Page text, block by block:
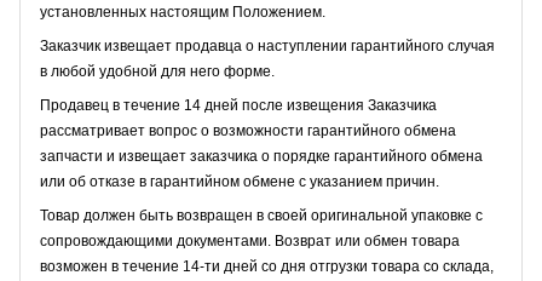
установленных настоящим Положением.
Заказчик извещает продавца о наступлении гарантийного случая
в любой удобной для него форме.
Продавец в течение 14 дней после извещения Заказчика
рассматривает вопрос о возможности гарантийного обмена
запчасти и извещает заказчика о порядке гарантийного обмена
или об отказе в гарантийном обмене с указанием причин.
Товар должен быть возвращен в своей оригинальной упаковке с
сопровождающими документами. Возврат или обмен товара
возможен в течение 14-ти дней со дня отгрузки товара со склада,